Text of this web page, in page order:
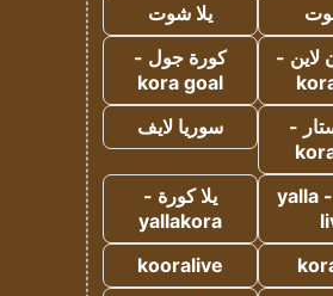
يلا شوت
لاين -
كورة جول -
kora goal
-
سوريا لايف
يلا لايف - yalla
يلا كورة -
yallakora
kooralive